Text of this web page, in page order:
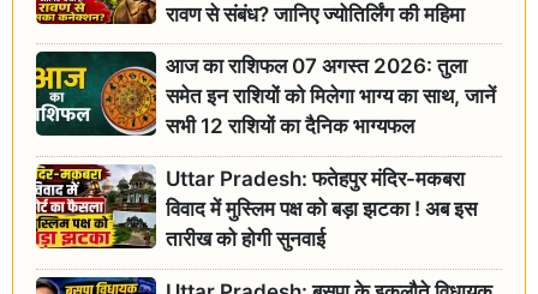
रावण से संबंध? जानिए ज्योतिर्लिंग की महिमा
आज का राशिफल 07 अगस्त 2026: तुला
समेत इन राशियों को मिलेगा भाग्य का साथ, जानें
सभी 12 राशियों का दैनिक भाग्यफल
Uttar Pradesh: फतेहपुर मंदिर-मकबरा
विवाद में मुस्लिम पक्ष को बड़ा झटका ! अब इस
तारीख को होगी सुनवाई